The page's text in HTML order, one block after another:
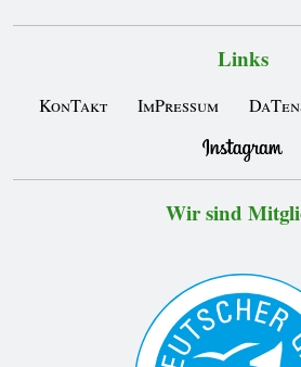
Links
KonTakt ImPressum
Wir sind